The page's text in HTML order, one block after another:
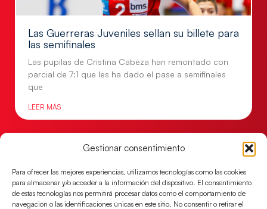
Gestionar consentimiento
Para ofrecer las mejores experiencias, utilizamos tecnologías como las cookies
para almacenar y/o acceder a la información del dispositivo. El consentimiento
de estas tecnologías nos permitirá procesar datos como el comportamiento de
navegación o las identificaciones únicas en este sitio. No consentir o retirar el
Las Guerreras Juveniles sellan su billete para
las semifinales
Las pupilas de Cristina Cabeza han remontado con
parcial de 7:1 que les ha dado el pase a semifinales
que
LEER MÁS